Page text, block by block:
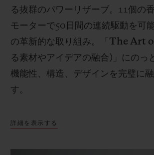
る抜群のパワーリザーブ。 11個の
モーターで50 日間の連続駆動を可
の革新的な取り組み。「 The Art
る素材やアイデアの融合) 」にのっ
機能性、構造、デザインを完璧に
す。
詳細を表示する